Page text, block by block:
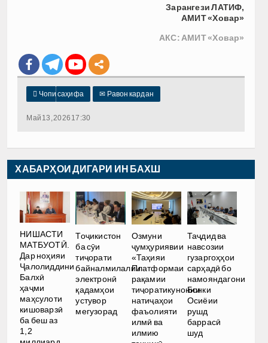
Зарангези ЛАТИФ,
АМИТ «Ховар»
АКС: АМИТ «Ховар»
 Чопи саҳифа ✉ Равон кардан
Май 13, 2026 17:30
ХАБАРҲОИ ДИГАРИ ИН БАХШ
НИШАСТИ
МАТБУОТӢ.
Дар ноҳияи
Ҷалолиддини
Балхӣ
ҳаҷми
маҳсулоти
кишоварзӣ
ба беш аз
1,2
Тоҷикистон
ба сӯи
тиҷорати
байналмилалии
электронӣ
қадамҳои
устувор
мегузорад
Озмуни
ҷумҳуриявии
«Таҳияи
Платформаи
рақамии
тиҷоратикунонии
натиҷаҳои
фаъолияти
илмӣ ва
илмию
Таҷдид ва
навсозии
гузаргоҳҳои
сарҳадӣ бо
намояндагони
Бонки
Осиёии
рушд
баррасӣ
шуд